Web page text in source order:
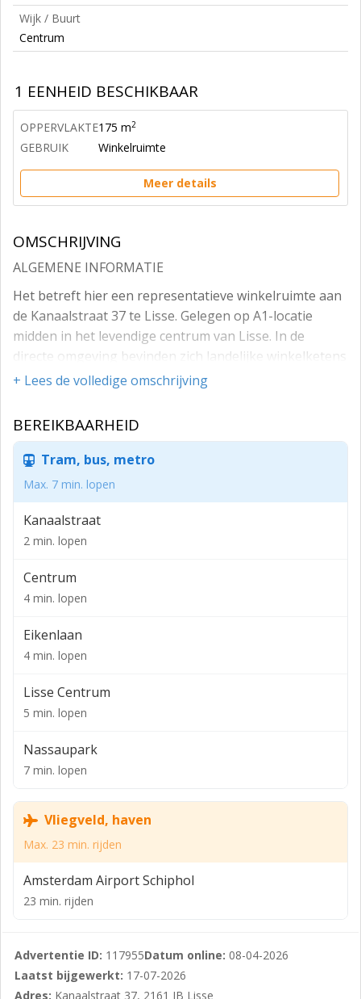
Wijk / Buurt
Centrum
1 EENHEID BESCHIKBAAR
OPPERVLAKTE175 m2
GEBRUIK Winkelruimte
Meer details
OMSCHRIJVING
ALGEMENE INFORMATIE
Het betreft hier een representatieve winkelruimte aan
de Kanaalstraat 37 te Lisse. Gelegen op A1-locatie
midden in het levendige centrum van Lisse. In de
directe omgeving bevinden zich landelijke winkelketens
zoals Hema, Albert Heijn, C&A, Shoeby’s, Lucardi,
speciaalzaken en restaurants.
OPPERVLAKTEN
KADASTRALE GEGEVENS
Gemeente: Lisse, sectie: D, nummer: 9956, kadastrale
grootte: 193 m².
VOORZIENINGEN
Het object is voorzien van een glazen winkelpui,
luchtgordijn, deels tegelvloer en deels houten vloer,
verlichtingsarmaturen, airconditioning, CV-ketel, eigen
aansluiting voor gas, water en elektriciteit, paskamers,
kantoor-/kantineruimte met pantry, toilet en een
opslagruimte met nooddeur.
In de nabije omgeving is er ruime gratis
BESTEMMING
Bestemming gemengd, de ruimte is geschikt voor
onder andere detailhandel, dienstverlening,
maatschappelijke voorzieningen, alsmede lichte
horecabedrijven uit ten hoogste categorie 1 van de
vragen hierover adviseren wij u contact op te nemen
met de betreffende gemeente.
+ Lees de volledige omschrijving
BEREIKBAARHEID
Tram, bus, metro
Max. 7 min. lopen
Kanaalstraat
2 min. lopen
Centrum
4 min. lopen
Eikenlaan
4 min. lopen
Lisse Centrum
5 min. lopen
Nassaupark
7 min. lopen
Vliegveld, haven
Max. 23 min. rijden
Amsterdam Airport Schiphol
23 min. rijden
Advertentie ID: 117955Datum online: 08-04-2026
Laatst bijgewerkt: 17-07-2026
Adres: Kanaalstraat 37, 2161 JB Lisse